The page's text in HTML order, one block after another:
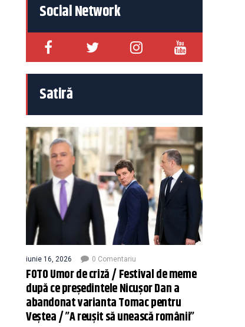
Social Network
Satiră
iunie 16, 2026 0 Comentariu
FOTO Umor de criză / Festival de meme
după ce președintele Nicușor Dan a
abandonat varianta Tomac pentru
Veștea / ”A reușit să unească românii”